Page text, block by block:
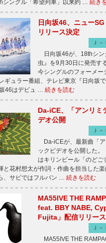
シングル「希望列車」以来約 … 続き
日向坂46、ニューSG
リリース決定
Ｊ
日向坂46が、18thシン
虫』を9月30日に発売
今シングルのフォーメ
ギュラー番組、テレビ東京『日向坂
46はデビュ … 続きを読む
Da-iCE、「アンリミ
デオ公開
Ｊ
Da-iCEが、最新曲「ア
ックビデオを公開した
はキリンビール「のどご
と花村想太が作詞・作曲を担当した
、サビではフルバン … 続きを読む
MA55IVE THE
feat. BBY NABE,
Fujita」配信リリース
Ｊ
MA55IVE THE